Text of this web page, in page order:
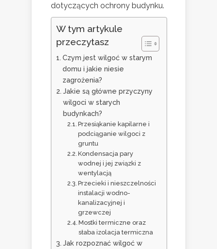
dotyczących ochrony budynku.
W tym artykule
przeczytasz
Czym jest wilgoć w starym
domu i jakie niesie
zagrożenia?
Jakie są główne przyczyny
wilgoci w starych
budynkach?
Przesiąkanie kapilarne i
podciąganie wilgoci z
gruntu
Kondensacja pary
wodnej i jej związki z
wentylacją
Przecieki i nieszczelności
instalacji wodno-
kanalizacyjnej i
grzewczej
Mostki termiczne oraz
słaba izolacja termiczna
Jak rozpoznać wilgoć w